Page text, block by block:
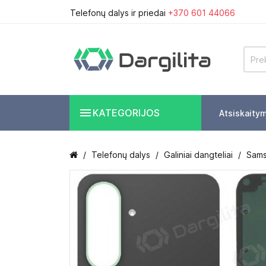
Telefonų dalys ir priedai +370 601 44066
 KATEGORIJOS
Telefonų dalys Galiniai dangteliai